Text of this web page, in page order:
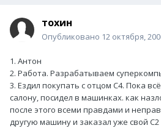
тохин
Опубликовано 12 октября,
1. Антон
2. Работа. Разрабатываем
3. Ездил покупать с отцом С4. Пока
салону, посидел в машинках. как
после этого всеми правдами и
другую машину и заказал уже свой С2